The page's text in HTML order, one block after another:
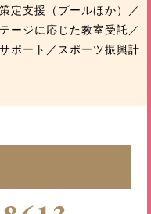
定支援（プールほか）／
ージに応じた教室受託／
ポート／スポーツ振興計